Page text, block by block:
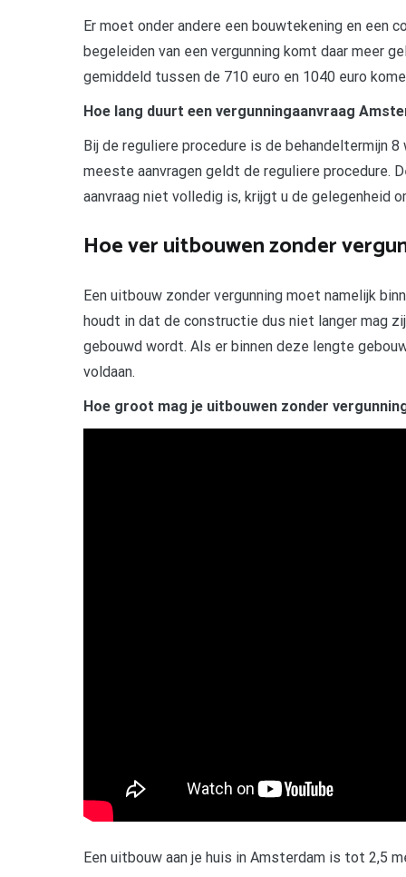
Er moet onder andere een bouwtekening en een
begeleiden van een vergunning komt daar meer
gemiddeld tussen de 710 euro en 1040 euro
Hoe lang duurt een vergunningaanvraag
Bij de reguliere procedure is de behandeltermijn
meeste aanvragen geldt de reguliere procedure.
aanvraag niet volledig is, krijgt u de gelegenheid
Hoe ver uitbouwen zonder
Een uitbouw zonder vergunning moet namelijk
houdt in dat de constructie dus niet langer mag
gebouwd wordt. Als er binnen deze lengte
voldaan.
Hoe groot mag je uitbouwen zonder
Een uitbouw aan je huis in Amsterdam is tot 2,5